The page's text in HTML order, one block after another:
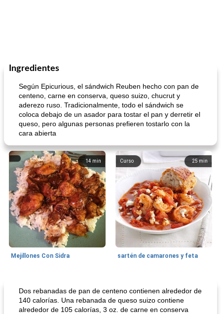
Ingredientes
Según Epicurious, el sándwich Reuben hecho con pan de
centeno, carne en conserva, queso suizo, chucrut y
aderezo ruso. Tradicionalmente, todo el sándwich se
coloca debajo de un asador para tostar el pan y derretir el
queso, pero algunas personas prefieren tostarlo con la
cara abierta
14 min
Mejillones Con Sidra
25 min
Curso
sartén de camarones y feta
Dos rebanadas de pan de centeno contienen alrededor de
140 calorías. Una rebanada de queso suizo contiene
alrededor de 105 calorías, 3 oz. de carne en conserva